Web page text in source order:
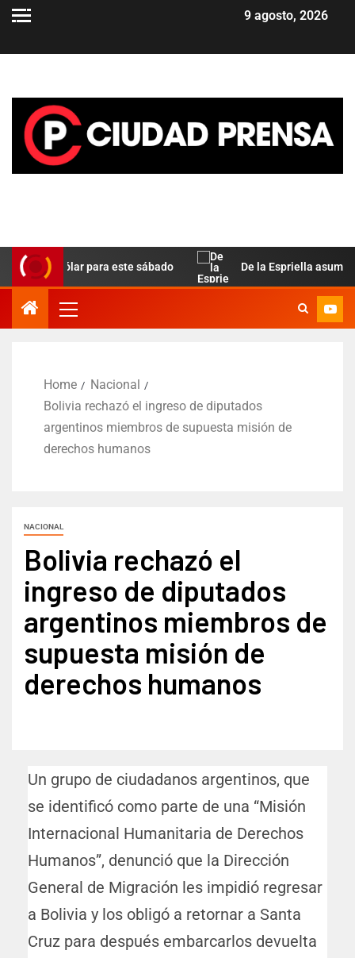
9 agosto, 2026
dólar para este sábado De la Espriella asume en
Home
Nacional
Bolivia rechazó el ingreso de diputados
argentinos miembros de supuesta misión de
derechos humanos
NACIONAL
Bolivia rechazó el
ingreso de diputados
argentinos miembros de
supuesta misión de
derechos humanos
Un grupo de ciudadanos argentinos, que
se identificó como parte de una “Misión
Internacional Humanitaria de Derechos
Humanos”, denunció que la Dirección
General de Migración les impidió regresar
a Bolivia y los obligó a retornar a Santa
Cruz para después embarcarlos devuelta